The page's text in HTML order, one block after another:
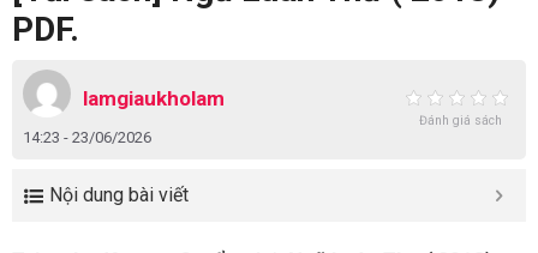
PDF.
lamgiaukholam
14:23 - 23/06/2026
Đánh giá sách
Nội dung bài viết